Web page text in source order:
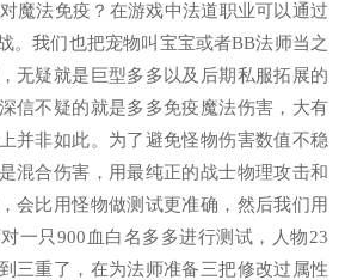
魔法免疫？在游戏中法道职业可以通过
。我们也把宠物叫宝宝或者BB法师当之
无疑就是巨型多多以及后期私服拓展的
信不疑的就是多多免疫魔法伤害，大有
并非如此。为了避免怪物伤害数值不稳
混合伤害，用最纯正的战士物理攻击和
会比用怪物做测试更准确，然后我们用
一只900血白名多多进行测试，人物23
三重了，在为法师准备三把修改过属性